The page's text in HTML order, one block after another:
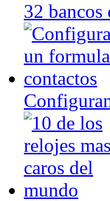
32 bancos